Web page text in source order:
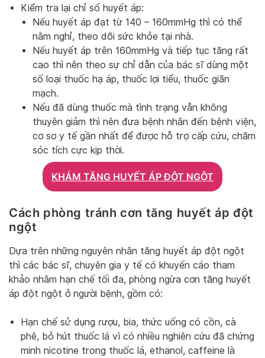
Kiểm tra lại chỉ số huyết áp:
Nếu huyết áp đạt từ 140 – 160mmHg thì có thể
nằm nghỉ, theo dõi sức khỏe tại nhà.
Nếu huyết áp trên 160mmHg và tiếp tục tăng rất
cao thì nên theo sự chỉ dẫn của bác sĩ dùng một
số loại thuốc hạ áp, thuốc lợi tiểu, thuốc giãn
mạch.
Nếu đã dùng thuốc mà tình trạng vẫn không
thuyên giảm thì nên đưa bệnh nhân đến bệnh viện,
cơ sơ y tế gần nhất để được hỗ trợ cấp cứu, chăm
sóc tích cực kịp thời.
KHÁM TĂNG HUYẾT ÁP ĐỘT NGỘT
Cách phòng tránh cơn tăng huyết áp đột
ngột
Dựa trên những nguyên nhân tăng huyết áp đột ngột
thì các bác sĩ, chuyên gia y tế có khuyến cáo tham
khảo nhằm hạn chế tối đa, phòng ngừa cơn tăng huyết
áp đột ngột ở người bệnh, gồm có:
Hạn chế sử dụng rượu, bia, thức uống có cồn, cà
phê, bỏ hút thuốc lá vì có nhiều nghiên cứu đã chứng
minh nicotine trong thuốc lá, ethanol, caffeine là